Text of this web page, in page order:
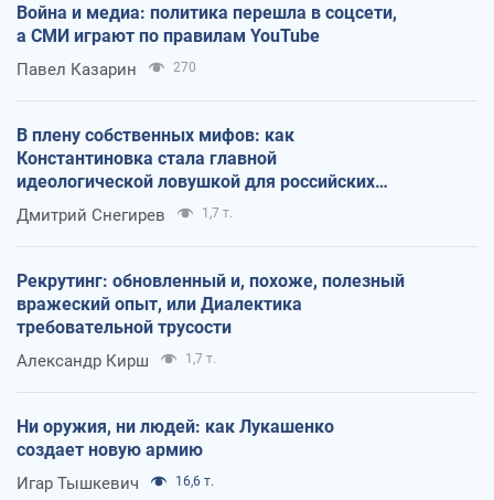
Война и медиа: политика перешла в соцсети,
а СМИ играют по правилам YouTube
Павел Казарин 270
В плену собственных мифов: как
Константиновка стала главной
идеологической ловушкой для российских
оккупантов
Дмитрий Снегирев 1,7 т.
Рекрутинг: обновленный и, похоже, полезный
вражеский опыт, или Диалектика
требовательной трусости
Александр Кирш 1,7 т.
Ни оружия, ни людей: как Лукашенко
создает новую армию
Игар Тышкевич 16,6 т.